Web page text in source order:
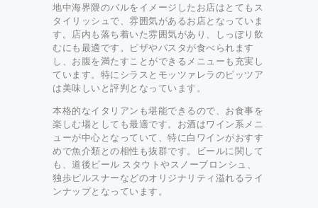
地中海界隈のバルをイメージしたお店はとてもス
タイリッシュで、雰囲気があるお店となっていま
す。店内も落ち着いた雰囲気があり、しっぽり飲
むにも最適です。ピザやパスタが食べられます
し、お腹を満たすことができるメニューも充実し
ています。特にシラスとモッツァレラのピッツア
は美味しいと評判となっています。
本格的なイタリアンも堪能できるので、お食事を
楽しむ場としても最適です。お酒はワイン系メニ
ューが中心となっていて、特に白ワインがおすす
めで魚介類との相性も抜群です。ビールに関して
も、道後ビール スタウトやスノーブロンシュ、
独歩ピルスナーなどのオリジナリティ溢れるライ
ンナップとなっています。